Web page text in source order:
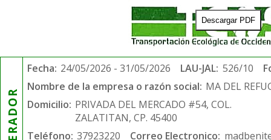
Descargar PDF
Fecha: 24/05/2026 - 31/05/2026 LAU-JAL: 526/10
Nombre de la empresa o razón social: MA DEL
Domicilio: PRIVADA DEL MERCADO #54, COL.
ZALATITAN, CP. 45400
Teléfono: 37923220 Correo Electronico: